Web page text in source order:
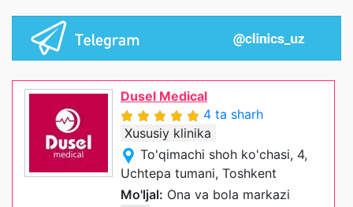
Dusel Medical
4 ta sharh
Xususiy klinika
To'qimachi shoh ko'chasi, 4,
Uchtepa tumani, Toshkent
Mo'ljal: Ona va bola markazi